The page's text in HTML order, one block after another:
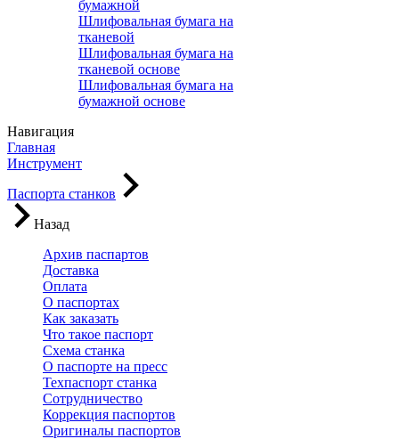
бумажной
Шлифовальная бумага на
тканевой
Шлифовальная бумага на
тканевой основе
Шлифовальная бумага на
бумажной основе
Навигация
Главная
Инструмент
Паспорта станков
Назад
Архив паспартов
Доставка
Оплата
О паспортах
Как заказать
Что такое паспорт
Схема станка
О паспорте на пресс
Техпаспорт станка
Сотрудничество
Коррекция паспортов
Оригиналы паспортов